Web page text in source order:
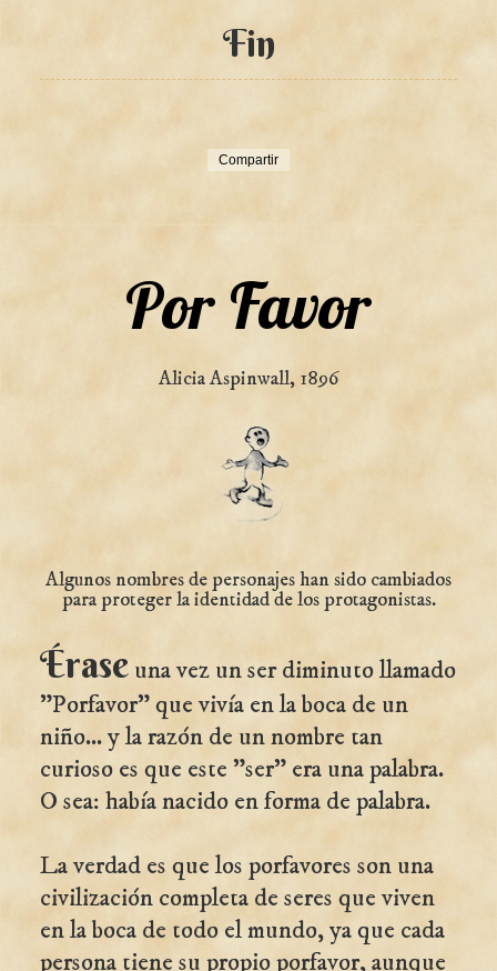
Fin
Compartir
Por Favor
Alicia Aspinwall, 1896
Algunos nombres de personajes han sido cambiados
para proteger la identidad de los protagonistas.
Érase una vez un ser diminuto llamado
"Porfavor" que vivía en la boca de un
niño... y la razón de un nombre tan
curioso es que este "ser" era una palabra.
O sea: había nacido en forma de palabra.
La verdad es que los porfavores son una
civilización completa de seres que viven
en la boca de todo el mundo, ya que cada
persona tiene su propio porfavor, aunque